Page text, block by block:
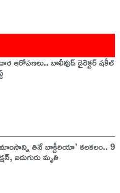
ఆరోపణలు.. బాలీవుడ్ డైరెక్టర్ షకీల్
తినే బాక్టీరియా’ కలకలం.. 9
ఐదుగురు మృతి